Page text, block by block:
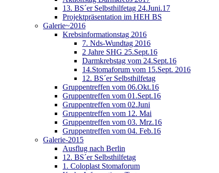
13. BS´er Selbsthilfetag 24.Juni.17
Projektpräsentation im HEH BS
Galerie~2016
Krebsinformationstag 2016
7. Nds-Wundtag 2016
2 Jahre SHG 25.Sept.16
Darmkrebstag vom 24.Sept.16
14.Stomaforum vom 15.Sept. 2016
12. BS´er Selbsthilfetag
Gruppentreffen vom 06.Okt.16
Gruppentreffen vom 01.Sept.16
Gruppentreffen vom 02.Juni
Gruppentreffen vom 12. Mai
Gruppentreffen vom 03. Mrz.16
Gruppentreffen vom 04. Feb.16
Galerie-2015
Ausflug nach Berlin
12. BS´er Selbsthilfetag
1. Coloplast Stomaforum